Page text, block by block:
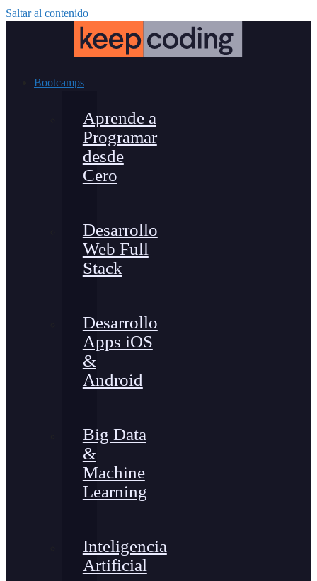
Saltar al contenido
Bootcamps
Aprende a
Programar
desde
Cero
Desarrollo
Web Full
Stack
Desarrollo
Apps iOS
&
Android
Big Data
&
Machine
Learning
Inteligencia
Artificial